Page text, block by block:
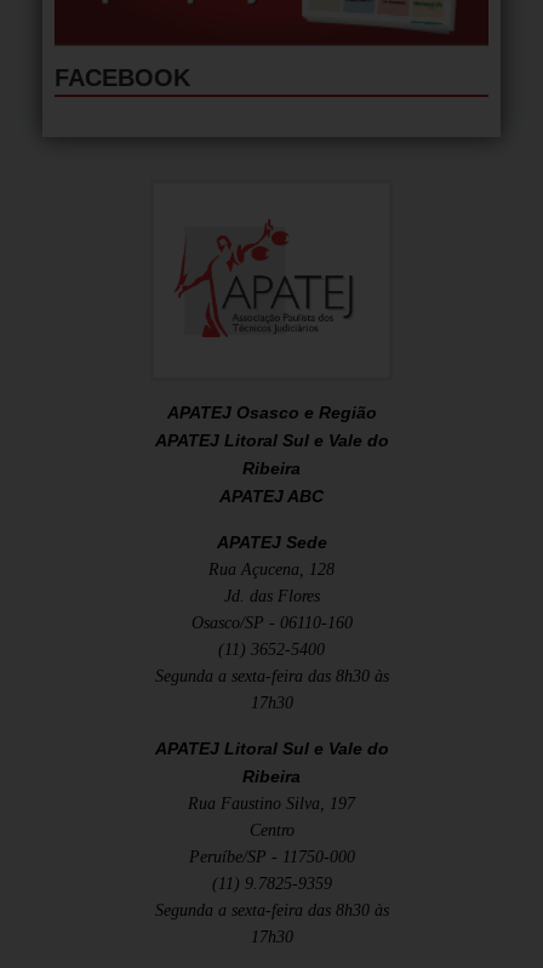
FACEBOOK
APATEJ Osasco e Região
APATEJ Litoral Sul e Vale do
Ribeira
APATEJ ABC
APATEJ Sede
Rua Açucena, 128
Jd. das Flores
Osasco/SP - 06110-160
(11) 3652-5400
Segunda a sexta-feira das 8h30 às
17h30
APATEJ Litoral Sul e Vale do
Ribeira
Rua Faustino Silva, 197
Centro
Peruíbe/SP - 11750-000
(11) 9.7825-9359
Segunda a sexta-feira das 8h30 às
17h30